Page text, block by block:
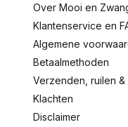
Over Mooi en
Klantenservice en
Algemene
Betaalmethoden
Verzenden, ruilen
Klachten
Disclaimer